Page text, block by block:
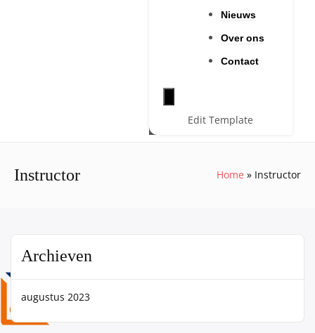
Nieuws
Over ons
Contact
Edit Template
Instructor Home Instructor
Archieven
augustus 2023